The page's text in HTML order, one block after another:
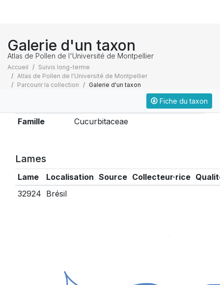
Galerie d'un taxon
Atlas de Pollen de l'Université de Montpellier
Accueil
Suivis long-terme
Atlas de Pollen de l'Université de Montpellier
Parcourir la collection
Galerie d'un taxon
Fiche du taxon
Famille Cucurbitaceae
Lames
Lame Localisation Source Collecteur·rice
32924 Brésil